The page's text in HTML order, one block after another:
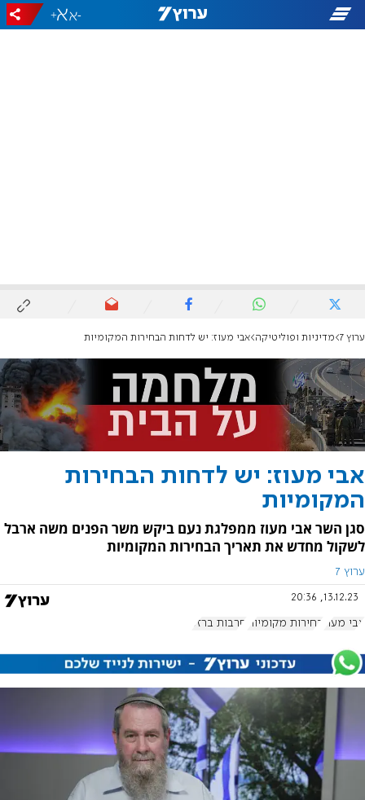
-
+
ערוץ 7 מדיניות ופוליטיקה אבי מעוז: יש לדחות הבחירות המקומיות
אבי מעוז: יש לדחות הבחירות
המקומיות
סגן השר אבי מעוז ממפלגת נעם ביקש משר הפנים משה ארבל
לשקול מחדש את תאריך הבחירות המקומיות
ערוץ 7
13.12.23, 20:36
אבי מעוז בחירות מקומיות חרבות ברזל